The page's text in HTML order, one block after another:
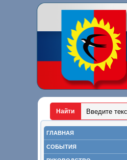
ГЛАВНАЯ
СОБЫТИЯ